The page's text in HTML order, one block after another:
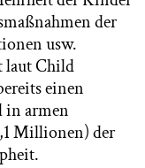
der
usw.
laut Child
einen
in armen
Millionen) der